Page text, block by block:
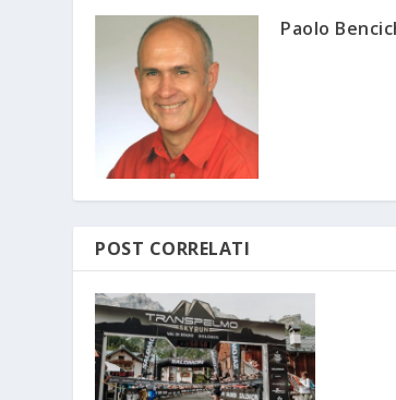
Paolo
POST CORRELATI